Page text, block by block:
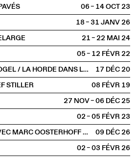
06 – 14 OCT2023
18 – 31 JANV2026
21 – 22 MAI2024
05 – 12 FÉVR2022
/ ANNULÉ / JULIAN VOGEL / LA HORDE DANS LES PAVÉS AU PLUS PETIT CIRQUE DU MONDE
17 DÉC2020
STILLER
08 FÉVR2019
27 NOV – 06 DÉC2025
02 – 05 FÉVR2023
INITIATION CIRQUE AVEC MARC OOSTERHOFF ET OWEN WINSHIP
09 DÉC2026
02 – 03 FÉVR2026